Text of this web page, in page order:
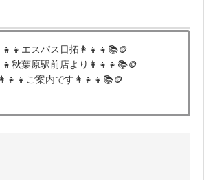
エスパス日拓👩‍👧‍👧📚🪙
秋葉原駅前店より👩‍👧‍👧📚🪙
ご案内です👩‍👧‍👧📚🪙